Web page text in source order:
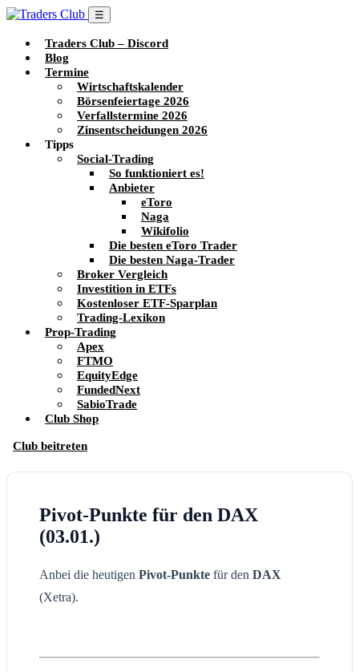
☰
Traders Club – Discord
Blog
Termine
Wirtschaftskalender
Börsenfeiertage 2026
Verfallstermine 2026
Zinsentscheidungen 2026
Tipps
Social-Trading
So funktioniert es!
Anbieter
eToro
Naga
Wikifolio
Die besten eToro Trader
Die besten Naga-Trader
Broker Vergleich
Investition in ETFs
Kostenloser ETF-Sparplan
Trading-Lexikon
Prop-Trading
Apex
FTMO
EquityEdge
FundedNext
SabioTrade
Club Shop
Club beitreten
Pivot-Punkte für den DAX
(03.01.)
Anbei die heutigen Pivot-Punkte für den DAX
(Xetra).